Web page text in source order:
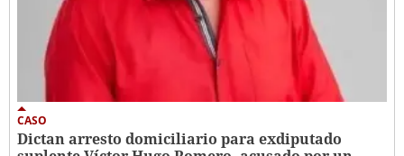
CASO
Dictan arresto domiciliario para exdiputado